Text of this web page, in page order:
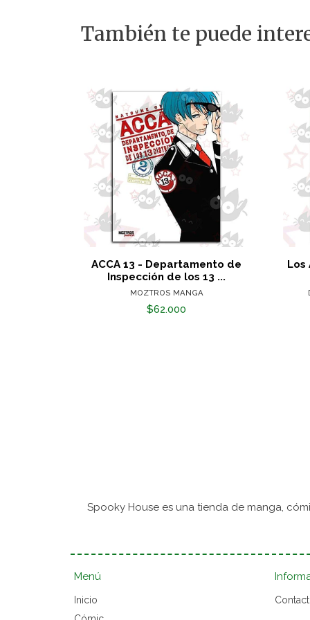
También te puede
ACCA 13 - Departamento de
Inspección de los 13 ...
MOZTROS MANGA
$62.000
Los
Spooky House es una tienda de manga,
Menú
Inicio